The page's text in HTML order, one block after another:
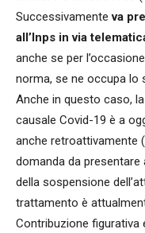
Successivamenteva
all’Inps in via
anche se per
norma, se ne occupa lo
Anche in questo caso,
causale Covid-19 è a
anche retroattivamente
domanda da presentare
della sospensione
trattamento è
Contribuzione